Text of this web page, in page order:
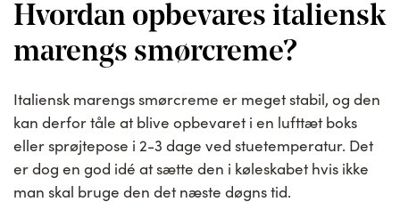
Hvordan opbevares italiensk
marengs smørcreme?
Italiensk marengs smørcreme er meget stabil, og den
kan derfor tåle at blive opbevaret i en lufttæt boks
eller sprøjtepose i 2-3 dage ved stuetemperatur. Det
er dog en god idé at sætte den i køleskabet hvis ikke
man skal bruge den det næste døgns tid.